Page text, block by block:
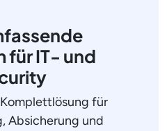
für IT- und
für
Absicherung und